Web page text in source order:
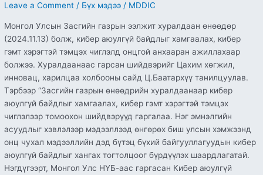
Leave a Comment / Бүх мэдээ / MDDIC
Монгол Улсын Засгийн газрын ээлжит хуралдаан өнөөдөр
(2024.11.13) болж, кибер аюулгүй байдлыг хамгаалах, кибер
гэмт хэрэгтэй тэмцэх чиглэлд онцгой анхааран ажиллахаар
болжээ. Хуралдаанаас гарсан шийдвэрийг Цахим хөгжил,
инновац, харилцаа холбооны сайд Ц.Баатархүү танилцуулав.
Тэрбээр “Засгийн газрын өнөөдрийн хуралдаанаар кибер
аюулгүй байдлыг хамгаалах, кибер гэмт хэрэгтэй тэмцэх
чиглэлээр томоохон шийдвэрүүд гаргалаа. Нэг эмнэлгийн
асуудлыг хэвлэлээр мэдээллээд өнгөрөх биш улсын хэмжээнд
онц чухал мэдээллийн дэд бүтэц бүхий байгууллагуудын кибер
аюулгүй байдлыг хангах тогтолцоог бүрдүүлэх шаардлагатай.
Нэгдүгээрт, Монгол Улс НҮБ-аас гаргасан Кибер аюулгүй
байгууллагууд
кибер
аюулгүй
байдлын
мэргэжилтэнтэй
болох
шийдвэр
гаргалаа”